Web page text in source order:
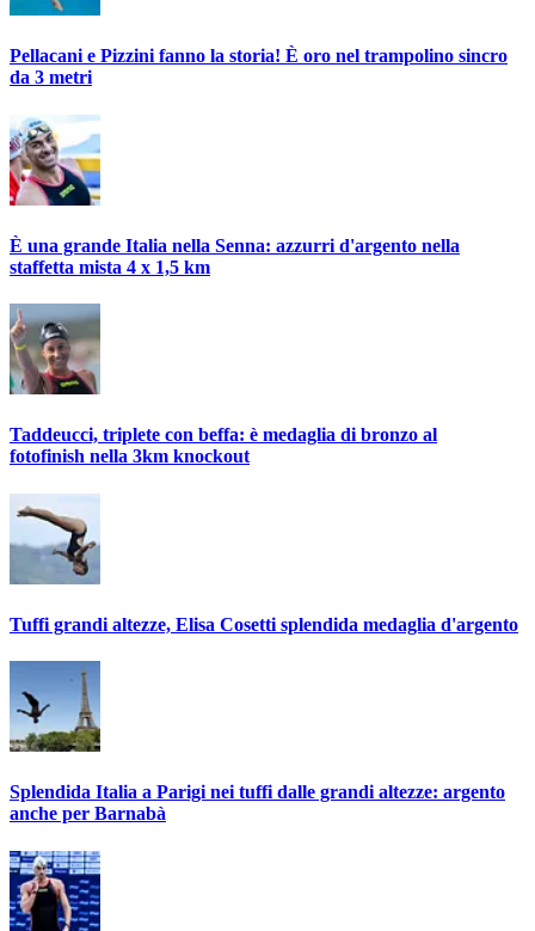
Pellacani e Pizzini fanno la storia! È oro nel trampolino sincro
da 3 metri
È una grande Italia nella Senna: azzurri d'argento nella
staffetta mista 4 x 1,5 km
Taddeucci, triplete con beffa: è medaglia di bronzo al
fotofinish nella 3km knockout
Tuffi grandi altezze, Elisa Cosetti splendida medaglia d'argento
Splendida Italia a Parigi nei tuffi dalle grandi altezze: argento
anche per Barnabà